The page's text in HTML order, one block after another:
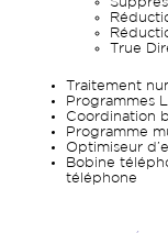
True
Traitement
Programmes
Coordination
Programme
Optimiseur
Bobine
téléphone